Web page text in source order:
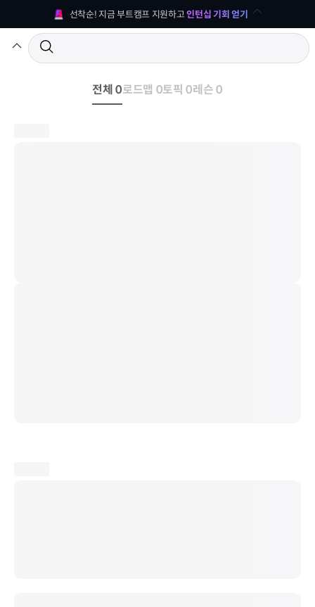
선착순! 지금 부트캠프 지원하고 인턴십 기회 얻기
전체 0로드맵 0토픽 0레슨 0